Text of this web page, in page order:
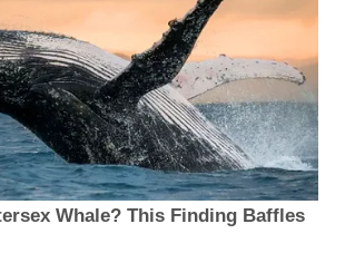
Whale? This Finding Baffles